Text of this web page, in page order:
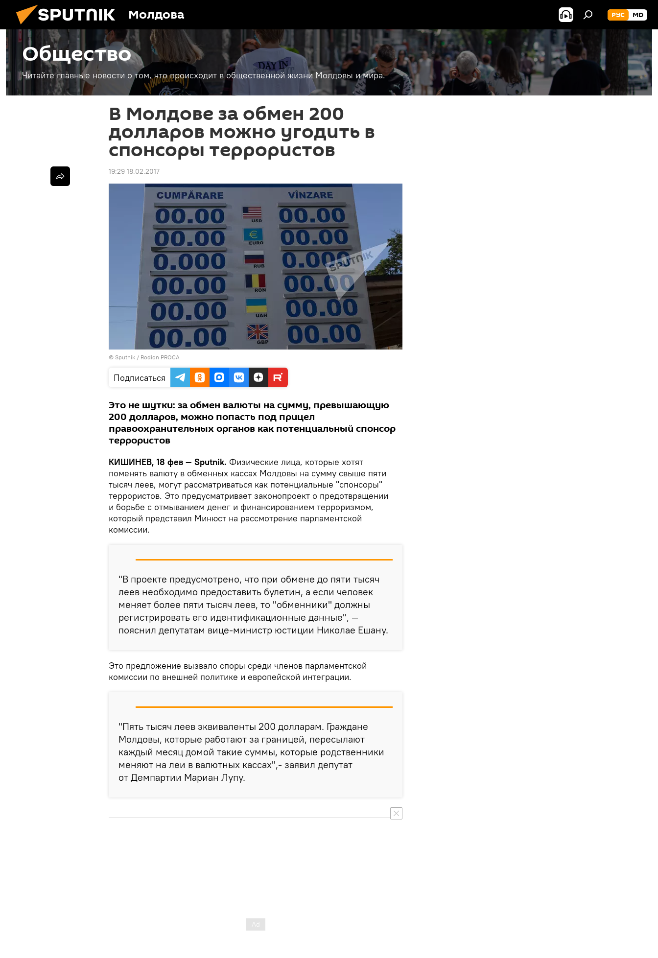
Молдова РУС MD
Общество
Читайте главные новости о том, что происходит в общественной жизни Молдовы и мира.
В Молдове за обмен 200
долларов можно угодить в
спонсоры террористов
19:29 18.02.2017
© Sputnik / Rodion PROCA
Подписаться
Это не шутки: за обмен валюты на сумму, превышающую
200 долларов, можно попасть под прицел
правоохранительных органов как потенциальный спонсор
террористов
КИШИНЕВ, 18 фев — Sputnik. Физические лица, которые хотят
поменять валюту в обменных кассах Молдовы на сумму свыше пяти
тысяч леев, могут рассматриваться как потенциальные "спонсоры"
террористов. Это предусматривает законопроект о предотвращении
и борьбе с отмыванием денег и финансированием терроризмом,
который представил Минюст на рассмотрение парламентской
комиссии.
"В проекте предусмотрено, что при обмене до пяти тысяч
леев необходимо предоставить булетин, а если человек
меняет более пяти тысяч леев, то "обменники" должны
регистрировать его идентификационные данные", —
пояснил депутатам вице-министр юстиции Николае Ешану.
Это предложение вызвало споры среди членов парламентской
комиссии по внешней политике и европейской интеграции.
"Пять тысяч леев эквиваленты 200 долларам. Граждане
Молдовы, которые работают за границей, пересылают
каждый месяц домой такие суммы, которые родственники
меняют на леи в валютных кассах",- заявил депутат
от Демпартии Мариан Лупу.